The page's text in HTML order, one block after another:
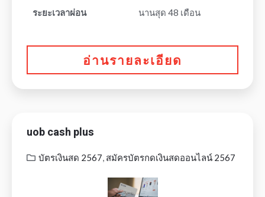
ระยะเวลาผ่อน นานสุด 48 เดือน
อ่านรายละเอียด
uob cash plus
บัตรเงินสด 2567, สมัครบัตรกดเงินสดออนไลน์ 2567